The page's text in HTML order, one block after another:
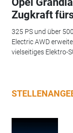
Zugkraft
325 PS und über
Electric AWD
vielseitiges Elektro-